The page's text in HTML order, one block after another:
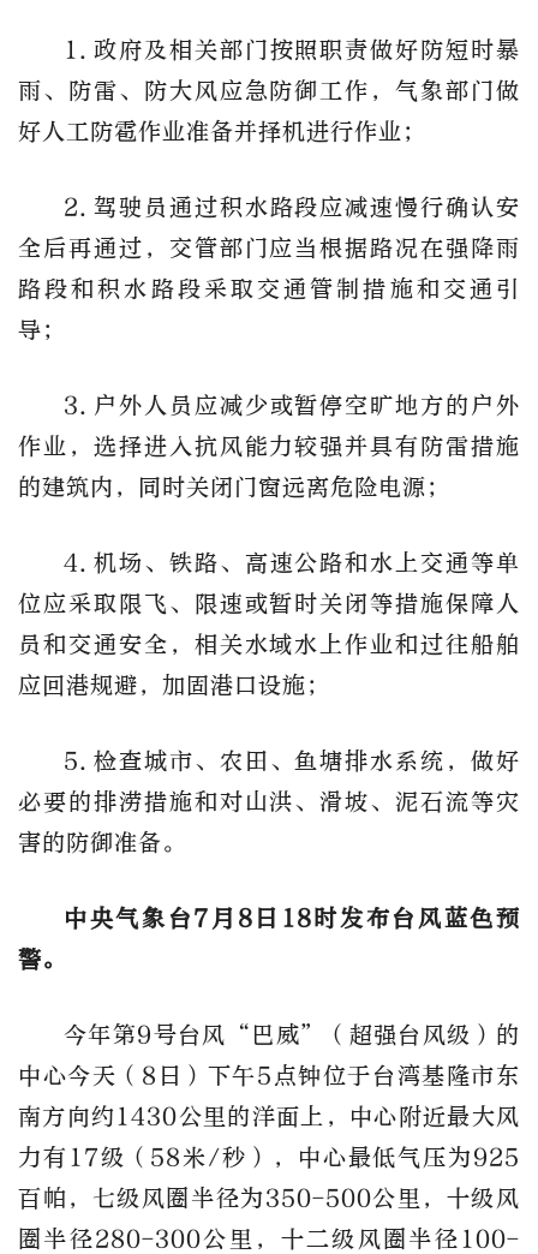
1.政府及相关部门按照职责做好防短时暴
雨、防雷、防大风应急防御工作，气象部门做
好人工防雹作业准备并择机进行作业；
2.驾驶员通过积水路段应减速慢行确认安
全后再通过，交管部门应当根据路况在强降雨
路段和积水路段采取交通管制措施和交通引
导；
3.户外人员应减少或暂停空旷地方的户外
作业，选择进入抗风能力较强并具有防雷措施
的建筑内，同时关闭门窗远离危险电源；
4.机场、铁路、高速公路和水上交通等单
位应采取限飞、限速或暂时关闭等措施保障人
员和交通安全，相关水域水上作业和过往船舶
应回港规避，加固港口设施；
5.检查城市、农田、鱼塘排水系统，做好
必要的排涝措施和对山洪、滑坡、泥石流等灾
害的防御准备。
中央气象台7月8日18时发布台风蓝色预
警。
今年第9号台风“巴威”（超强台风级）的
中心今天（8日）下午5点钟位于台湾基隆市东
南方向约1430公里的洋面上，中心附近最大风
力有17级（58米/秒），中心最低气压为925
百帕，七级风圈半径为350-500公里，十级风
圈半径280-300公里，十二级风圈半径100-